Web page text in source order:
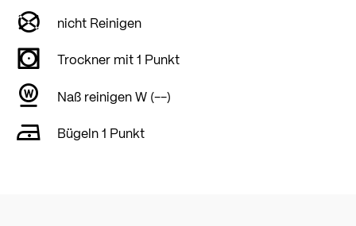
nicht Reinigen
Trockner mit 1 Punkt
Naß reinigen W (--)
Bügeln 1 Punkt